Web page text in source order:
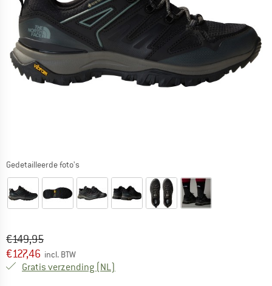
Gedetailleerde foto's
Oorspronkelijke prijs :
€149,95
Prijs:
€127,46 incl. BTW
Gratis verzending (NL)